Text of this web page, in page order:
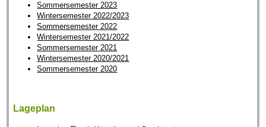
Sommersemester 2023
Wintersemester 2022/2023
Sommersemester 2022
Wintersemester 2021/2022
Sommersemester 2021
Wintersemester 2020/2021
Sommersemester 2020
Lageplan